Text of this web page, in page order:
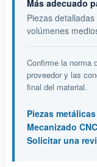
Más adecuado
Piezas
volúmenes
Confirme la norma
proveedor y las
final del material.
Piezas
Mecanizado
Solicitar una